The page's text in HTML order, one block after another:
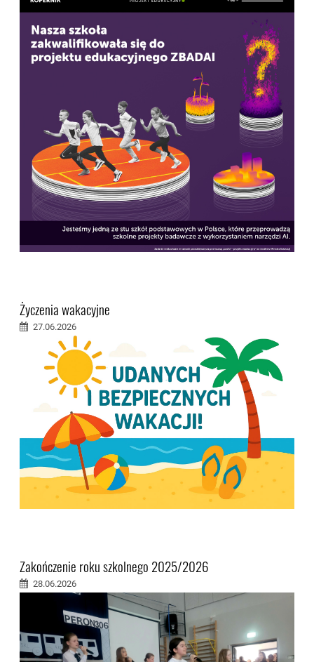
Życzenia wakacyjne
27.06.2026
Zakończenie roku szkolnego 2025/2026
28.06.2026